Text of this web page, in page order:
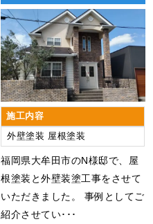
施工内容
外壁塗装 屋根塗装
福岡県大牟田市のN様邸で、屋
根塗装と外壁装塗工事をさせて
いただきました。 事例としてご
紹介させてい･･･